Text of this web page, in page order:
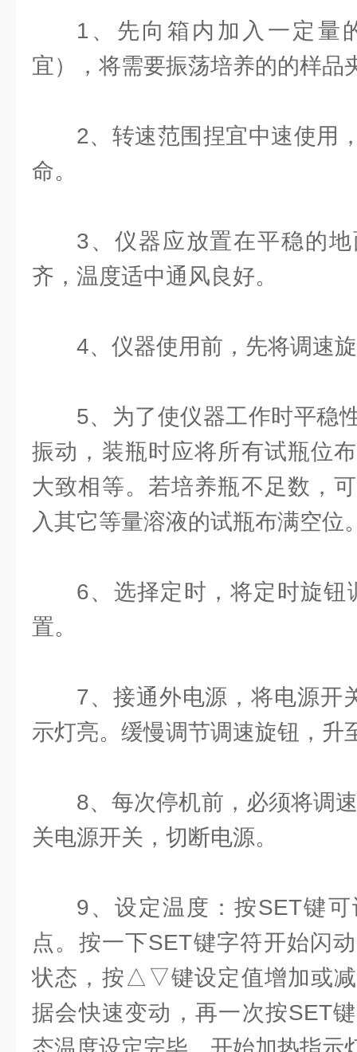
1、先向箱内加入一定量
宜），将需要振荡培养的的样品
2、转速范围捏宜中速使用
命。
3、仪器应放置在平稳的
齐，温度适中通风良好。
4、仪器使用前，先将调速
5、为了使仪器工作时平稳
振动，装瓶时应将所有试瓶位
大致相等。若培养瓶不足数，
入其它等量溶液的试瓶布满空位
6、选择定时，将定时旋钮
置。
7、接通外电源，将电源开
示灯亮。缓慢调节调速旋钮，升
8、每次停机前，必须将调
关电源开关，切断电源。
9、设定温度：按SET键
点。按一下SET键字符开始闪
状态，按△▽键设定值增加或
据会快速变动，再一次按SET